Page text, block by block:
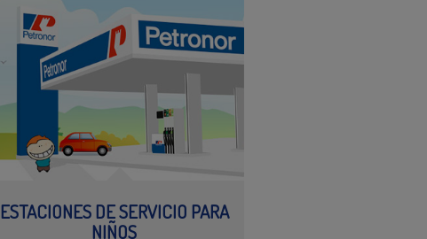
ESTACIONES DE SERVICIO PARA
NIÑOS